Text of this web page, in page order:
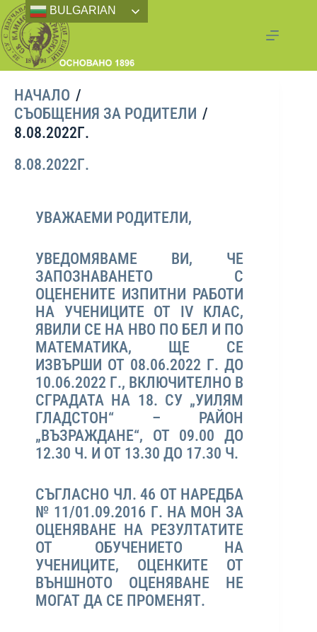
НАЧАЛО /
СЪОБЩЕНИЯ ЗА РОДИТЕЛИ /
8.08.2022Г.
8.08.2022Г.
УВАЖАЕМИ РОДИТЕЛИ,
УВЕДОМЯВАМЕ ВИ, ЧЕ
ЗАПОЗНАВАНЕТО С
ОЦЕНЕНИТЕ ИЗПИТНИ РАБОТИ
НА УЧЕНИЦИТЕ ОТ IV КЛАС,
ЯВИЛИ СЕ НА НВО ПО БЕЛ И ПО
МАТЕМАТИКА, ЩЕ СЕ
ИЗВЪРШИ ОТ 08.06.2022 Г. ДО
10.06.2022 Г., ВКЛЮЧИТЕЛНО В
СГРАДАТА НА 18. СУ „УИЛЯМ
ГЛАДСТОН“ – РАЙОН
„ВЪЗРАЖДАНЕ“, ОТ 09.00 ДО
12.30 Ч. И ОТ 13.30 ДО 17.30 Ч.
СЪГЛАСНО ЧЛ. 46 ОТ НАРЕДБА
№ 11/01.09.2016 Г. НА МОН ЗА
ОЦЕНЯВАНЕ НА РЕЗУЛТАТИТЕ
ОТ ОБУЧЕНИЕТО НА
УЧЕНИЦИТЕ, ОЦЕНКИТЕ ОТ
ВЪНШНОТО ОЦЕНЯВАНЕ НЕ
МОГАТ ДА СЕ ПРОМЕНЯТ.
BULGARIAN